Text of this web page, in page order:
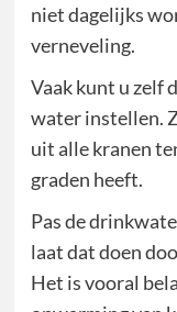
niet dagelijks
verneveling.
Vaak kunt u zelf
water instellen.
uit alle kranen
graden heeft.
Pas de
laat dat doen
Het is vooral